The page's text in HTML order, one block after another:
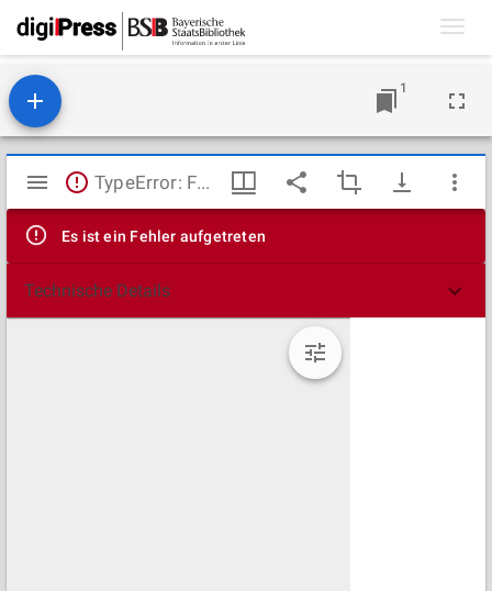
1
Mirador
Viewer
TypeError: Failed to fetch
Es ist ein Fehler aufgetreten
Technische Details